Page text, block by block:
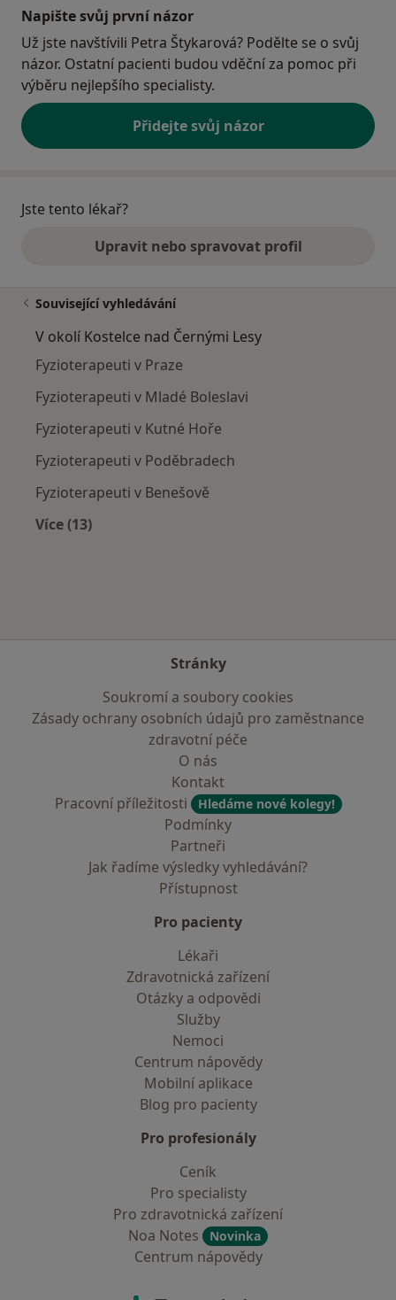
Napište svůj první názor
Už jste navštívili Petra Štykarová? Podělte se o svůj
názor. Ostatní pacienti budou vděční za pomoc při
výběru nejlepšího specialisty.
Přidejte svůj názor
Jste tento lékař?
Upravit nebo spravovat profil
Související vyhledávání
V okolí Kostelce nad Černými Lesy
Fyzioterapeuti v Praze
Fyzioterapeuti v Mladé Boleslavi
Fyzioterapeuti v Kutné Hoře
Fyzioterapeuti v Poděbradech
Fyzioterapeuti v Benešově
Více (13)
Stránky
Soukromí a soubory cookies
Zásady ochrany osobních údajů pro zaměstnance
zdravotní péče
O nás
Kontakt
Pracovní příležitosti
Hledáme nové kolegy!
Podmínky
Partneři
Jak řadíme výsledky vyhledávání?
Přístupnost
Pro pacienty
Lékaři
Zdravotnická zařízení
Otázky a odpovědi
Služby
Nemoci
Centrum nápovědy
Mobilní aplikace
Blog pro pacienty
Pro profesionály
Ceník
Pro specialisty
Pro zdravotnická zařízení
Noa Notes
Novinka
Centrum nápovědy